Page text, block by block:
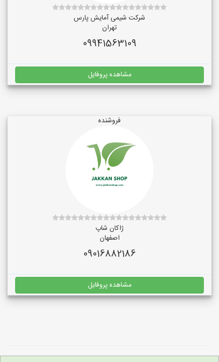
شرکت شیمی آمایش پارس
تهران
09941563109
مشاهده پروفایل
فروشنده
ژاکان شاپ
اصفهان
09016882186
مشاهده پروفایل